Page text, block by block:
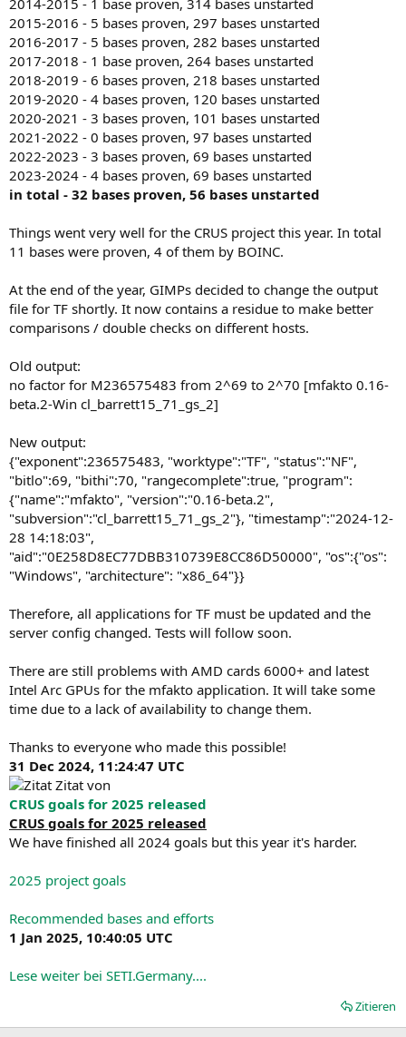
2015-2016 - 5 bases proven, 297 bases unstarted
2016-2017 - 5 bases proven, 282 bases unstarted
2017-2018 - 1 base proven, 264 bases unstarted
2018-2019 - 6 bases proven, 218 bases unstarted
2019-2020 - 4 bases proven, 120 bases unstarted
2020-2021 - 3 bases proven, 101 bases unstarted
2021-2022 - 0 bases proven, 97 bases unstarted
2022-2023 - 3 bases proven, 69 bases unstarted
2023-2024 - 4 bases proven, 69 bases unstarted
in total - 32 bases proven, 56 bases unstarted
Things went very well for the CRUS project this year. In total
11 bases were proven, 4 of them by BOINC.
At the end of the year, GIMPs decided to change the output
file for TF shortly. It now contains a residue to make better
comparisons / double checks on different hosts.
Old output:
no factor for M236575483 from 2^69 to 2^70 [mfakto 0.16-
beta.2-Win cl_barrett15_71_gs_2]
New output:
{"exponent":236575483, "worktype":"TF", "status":"NF",
"bitlo":69, "bithi":70, "rangecomplete":true, "program":
{"name":"mfakto", "version":"0.16-beta.2",
"subversion":"cl_barrett15_71_gs_2"}, "timestamp":"2024-12-
28 14:18:03",
"aid":"0E258D8EC77DBB310739E8CC86D50000", "os":{"os":
"Windows", "architecture": "x86_64"}}
Therefore, all applications for TF must be updated and the
server config changed. Tests will follow soon.
There are still problems with AMD cards 6000+ and latest
Intel Arc GPUs for the mfakto application. It will take some
time due to a lack of availability to change them.
Thanks to everyone who made this possible!
31 Dec 2024, 11:24:47 UTC
Zitat von
CRUS goals for 2025 released
CRUS goals for 2025 released
We have finished all 2024 goals but this year it's harder.
2025 project goals
Recommended bases and efforts
1 Jan 2025, 10:40:05 UTC
Lese weiter bei SETI.Germany....
Zitieren